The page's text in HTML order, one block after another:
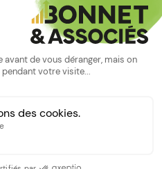
Politique de confidentialité
©Bonnet2023